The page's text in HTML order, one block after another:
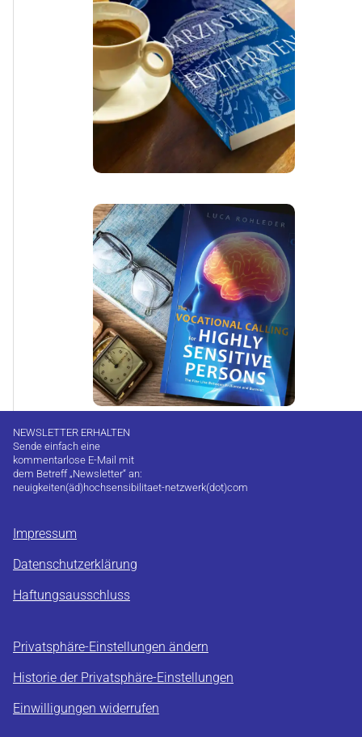
NEWSLETTER ERHALTEN
Sende einfach eine
kommentarlose E-Mail mit
dem Betreff „Newsletter“ an:
neuigkeiten(äd)hochsensibilitaet-netzwerk(dot)com
Impressum
Datenschutzerklärung
Haftungsausschluss
Privatsphäre-Einstellungen ändern
Historie der Privatsphäre-Einstellungen
Einwilligungen widerrufen